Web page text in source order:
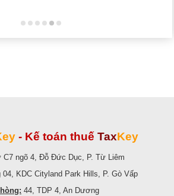
- Kế toán thuế TaxKey
C7 ngõ 4, Đỗ Đức Dục, P. Từ Liêm
KDC Cityland Park Hills, P. Gò Vấp
44, TDP 4, An Dương